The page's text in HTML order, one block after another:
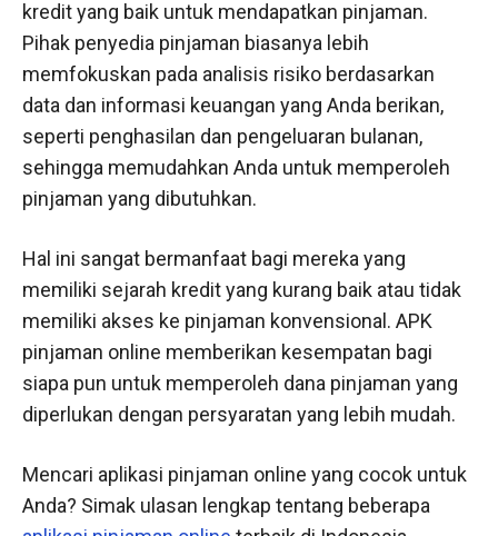
kredit yang baik untuk mendapatkan pinjaman.
Pihak penyedia pinjaman biasanya lebih
memfokuskan pada analisis risiko berdasarkan
data dan informasi keuangan yang Anda berikan,
seperti penghasilan dan pengeluaran bulanan,
sehingga memudahkan Anda untuk memperoleh
pinjaman yang dibutuhkan.
Hal ini sangat bermanfaat bagi mereka yang
memiliki sejarah kredit yang kurang baik atau tidak
memiliki akses ke pinjaman konvensional. APK
pinjaman online memberikan kesempatan bagi
siapa pun untuk memperoleh dana pinjaman yang
diperlukan dengan persyaratan yang lebih mudah.
Mencari aplikasi pinjaman online yang cocok untuk
Anda? Simak ulasan lengkap tentang beberapa